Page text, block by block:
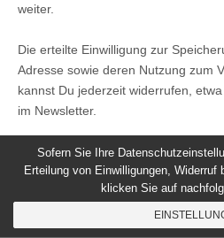
weiter.
Die erteilte Einwilligung zur
Adresse sowie deren Nutzung zum
kannst Du jederzeit widerrufen,
im Newsletter.
Sofern Sie Ihre
Erteilung von Einwilligungen, Widerruf
klicken Sie auf